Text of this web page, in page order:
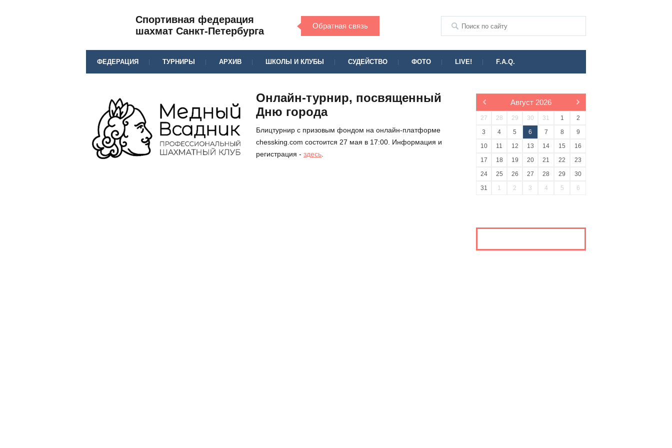
Спортивная федерация
шахмат Санкт-Петербурга
Обратная связь
ФЕДЕРАЦИЯ ТУРНИРЫ АРХИВ ШКОЛЫ И КЛУБЫ СУДЕЙСТВО ФОТО LIVE! F.A.Q.
Онлайн-турнир, посвященный
Дню города
Блицтурнир с призовым фондом на онлайн-платформе
chessking.com состоится 27 мая в 17:00. Информация и
регистрация - здесь
Август 2026
27 28 29 30 31 1
2
3
4 5 6 7 8
9
10
11 12 13 14 15
16
17
18 19 20 21 22
23
24
25 26 27 28 29
30
31
1 2 3 4 5 6